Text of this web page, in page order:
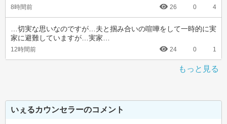
8時間前 26 0 4
…切実な思いなのですが…夫と掴み合いの喧嘩をして一時的に実
家に避難していますが…実家…
12時間前 24 0 1
もっと見る
いぇるカウンセラーのコメント